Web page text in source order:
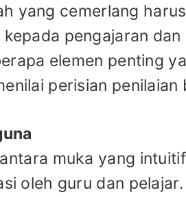
yang cemerlang
pengajaran
elemen penting
perisian penilaian
muka yang
oleh guru dan pelajar.